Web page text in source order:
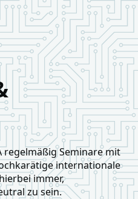
regelmäßig Seminare mit
internationale
immer,
zu sein.